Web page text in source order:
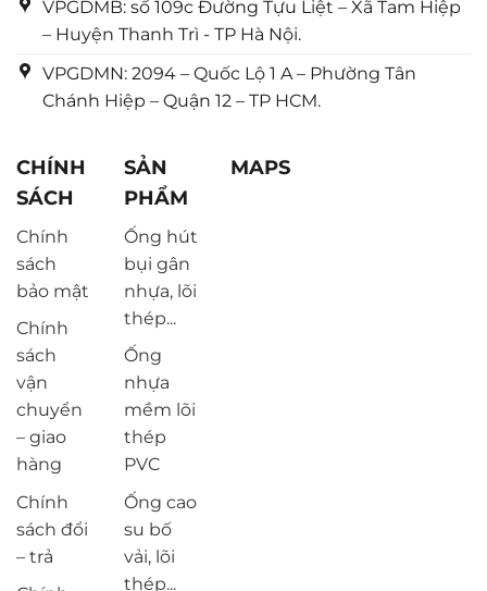
VPGDMB: số 109c Đường Tựu Liệt – Xã Tam Hiệp
– Huyện Thanh Trì - TP Hà Nội.
VPGDMN: 2094 – Quốc Lộ 1 A – Phường Tân
Chánh Hiệp – Quận 12 – TP HCM.
CHÍNH
SÁCH
Chính
sách
bảo mật
Chính
sách
vận
chuyển
– giao
hàng
Chính
sách đổi
– trả
SẢN
PHẨM
Ống hút
bụi gân
nhựa, lõi
thép...
Ống
nhựa
mềm lõi
thép
PVC
Ống cao
su bố
vải, lõi
thép...
MAPS